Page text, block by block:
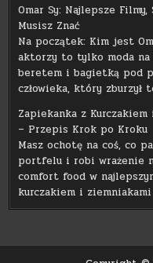
Omar Sy: Najlepsze
Musisz Znać
Na początek: Kim jest
aktorzy to tylko moda
beretem i bagietką pod
człowieka, który
Zapiekanka z
– Przepis Krok po Kroku
Masz ochotę na coś, co
portfelu i robi wrażenie
comfort food w
kurczakiem i